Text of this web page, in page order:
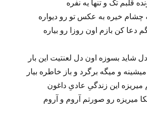
قلبم تک و تنها یه نفره
چشام خیره به عکس تو رو دیواره
دعا کن بازم اون روزا رو بیاره
شاید بسوزه اون دل لعنتیت این بار
و میگه برگرد و باز خاطره بیار
میریزه این زندگیِ عادیِ داغون
میریزه رو صورتم آروم و آروم